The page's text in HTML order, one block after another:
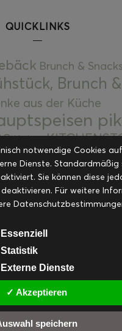
QUICKLINKS
Brunch & Snacks
Brunch &
aus der Küche
Kekse
& Desserts
Kategorie Ostern
Slider
& Vorspeisen
Salate & Suppen
& Events
notwendige Cookies
Dienste. Standardmäßig
Sie können diese
Für weitere
Essenziell
Statistik
Externe Dienste
✓ Akzeptieren
speichern